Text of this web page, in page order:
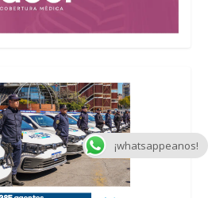
¡whatsappeanos!